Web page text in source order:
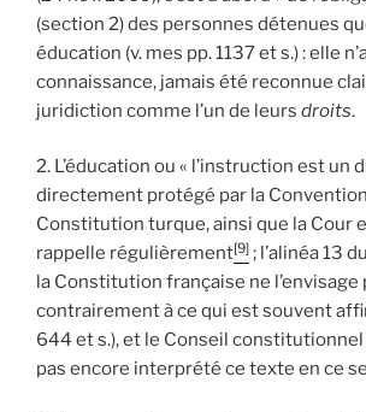
(section 2) des personnes détenues
éducation (v. mes pp. 1137 et s.) : elle
connaissance, jamais été reconnue
juridiction comme l’un de leurs droits.
2. L’éducation ou « l’instruction est un
directement protégé par la
Constitution turque, ainsi que la Cour
rappelle régulièrement[9] ; l’alinéa 13
la Constitution française ne l’envisage
contrairement à ce qui est souvent
644 et s.), et le Conseil constitutionnel
pas encore interprété ce texte en ce